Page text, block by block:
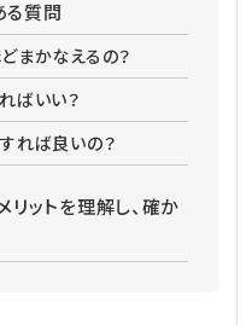
る質問
まかなえるの？
ばいい？
れば良いの？
リットを理解し、確か